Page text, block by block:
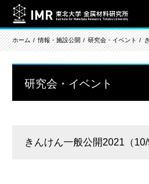
ホーム 情報・施設公開 研究会・イベント
研究会・イベント
きんけん一般公開2021（